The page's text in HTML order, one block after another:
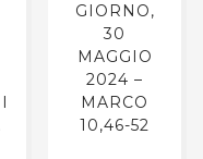
GIORNO,
30
MAGGIO
2024 –
MARCO
10,46-52